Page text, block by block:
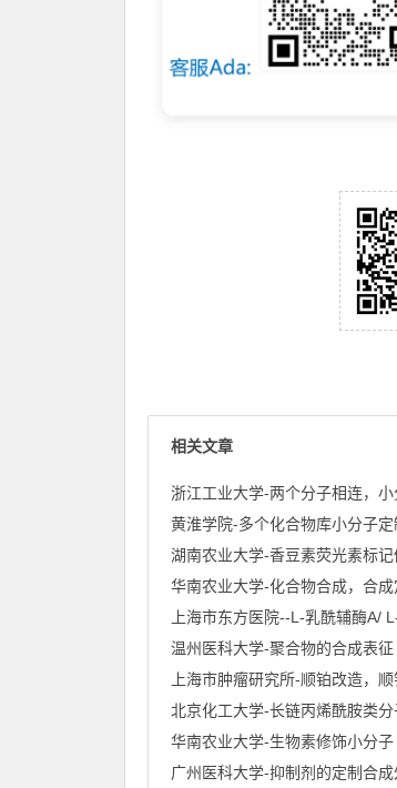
相关文章
浙江工业大学-两个分子相连，
黄淮学院-多个化合物库小分子
上海市东方医院--L-乳酰辅酶A/
温州医科大学-聚合物的合成表征
上海巿肿瘤研究所-顺铂改造，
北京化工大学-长链丙烯酰胺类
华南农业大学-生物素修饰小分子
广州医科大学-抑制剂的定制合成